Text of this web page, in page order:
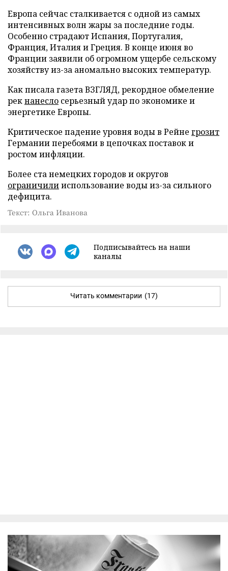
Европа сейчас сталкивается с одной из самых
интенсивных волн жары за последние годы.
Особенно страдают Испания, Португалия,
Франция, Италия и Греция. В конце июня во
Франции заявили об огромном ущербе сельскому
хозяйству из-за аномально высоких температур.
Как писала газета ВЗГЛЯД, рекордное обмеление
рекнанесло серьезный удар по экономике и
энергетике Европы.
Критическое падение уровня воды в Рейне грозит
Германии перебоями в цепочках поставок и
ростом инфляции.
Более ста немецких городов и округов
ограничилииспользование воды из-за сильного
дефицита.
Текст: Ольга Иванова
Подписывайтесь на наши
каналы
Читать комментарии (17)